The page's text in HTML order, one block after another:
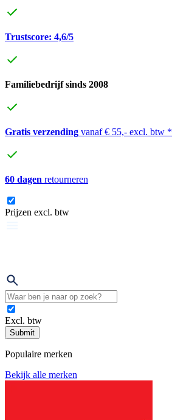
Trustscore: 4,6/5
Familiebedrijf sinds 2008
Gratis verzending vanaf € 55,- excl. btw *
60 dagen retourneren
Prijzen excl. btw
Excl. btw
Submit
Populaire merken
Bekijk alle merken